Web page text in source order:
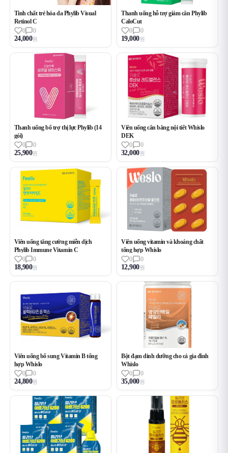
Tinh chất trẻ hóa da Phylib Visual
Retinol C
0
0
24,000원
Thanh uống hỗ trợ giảm cân Phylib
CaloCut
0
0
19,000원
Thanh uống bổ trợ thị lực Phylib (14
gói)
0
0
25,900원
Viên uống cân bằng nội tiết Whislo
DEK
0
0
32,000원
Viên uống tăng cường miễn dịch
Phylib Immune Vitamin C
0
0
18,900원
Viên uống vitamin và khoáng chất
tổng hợp Whislo
0
0
12,900원
Viên uống bổ sung Vitamin B tổng
hợp Whislo
0
0
24,800원
Bột đạm dinh dưỡng cho cả gia đình
Whislo
0
0
35,000원